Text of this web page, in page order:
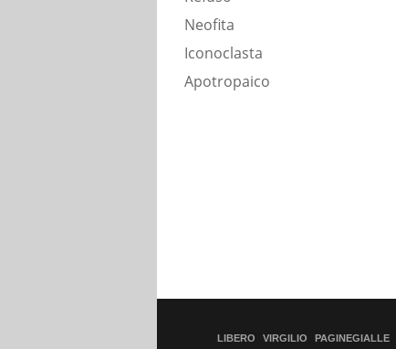
Neofita
Iconoclasta
Apotropaico
LIBERO VIRGILIO PAGINEGIALLE